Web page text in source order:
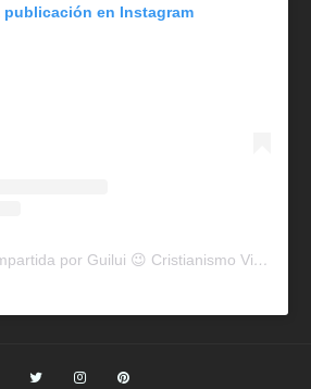
publicación en Instagram
Una publicación compartida por Guilui 😉 Cristianismo Viral (@guiluiviral)